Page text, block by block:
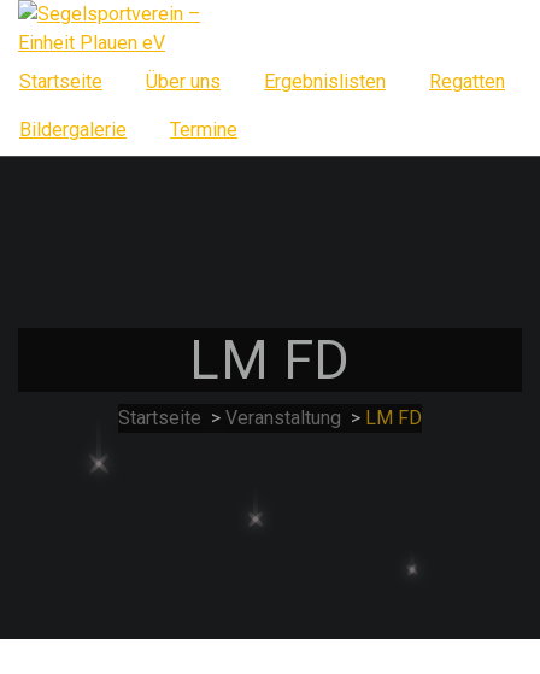
Springe
zum
InhaltStartseite Über uns Ergebnislisten Regatten
Bildergalerie Termine
LM FD
Startseite > Veranstaltung > LM FD